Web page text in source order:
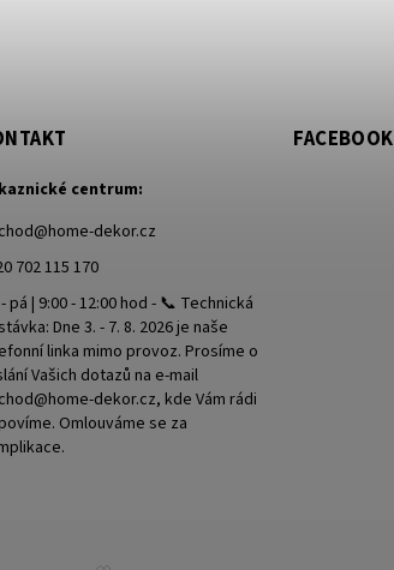
centrum:
@home-dekor.cz
702 115 170
pá | 9:00 - 12:00 hod - 📞 Technická
Dne 3. - 7. 8. 2026 je naše
linka mimo provoz. Prosíme o
Vašich dotazů na e-mail
dekor.cz, kde Vám rádi
Omlouváme se za
FACEBOOK